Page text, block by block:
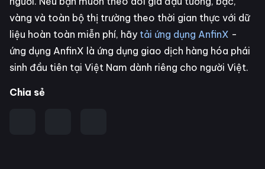
vàng và toàn bộ thị trường theo thời gian thực với dữ
liệu hoàn toàn miễn phí, hãy tải ứng dụng AnfinX -
ứng dụng AnfinX là ứng dụng giao dịch hàng hóa phái
sinh đầu tiên tại Việt Nam dành riêng cho người Việt.
Chia sẻ